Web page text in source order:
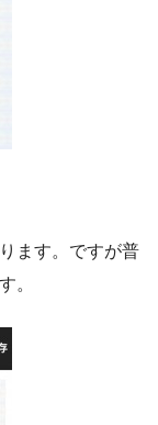
ます。ですが普
。